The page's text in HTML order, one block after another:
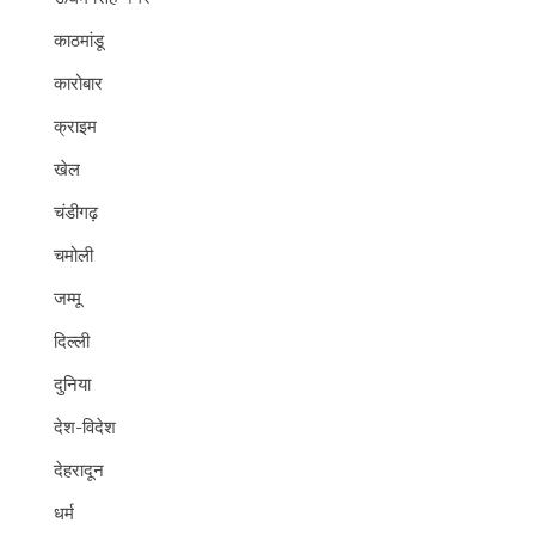
काठमांडू
कारोबार
क्राइम
खेल
चंडीगढ़
चमोली
जम्मू
दिल्ली
दुनिया
देश-विदेश
देहरादून
धर्म